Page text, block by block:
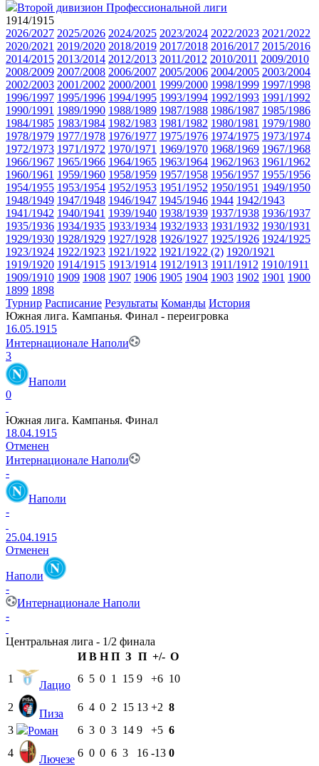
Второй дивизион Профессиональной лиги
1914/1915
2026/2027 2025/2026 2024/2025 2023/2024 2022/2023 2021/2022
2020/2021 2019/2020 2018/2019 2017/2018 2016/2017 2015/2016
2014/2015 2013/2014 2012/2013 2011/2012 2010/2011 2009/2010
2008/2009 2007/2008 2006/2007 2005/2006 2004/2005 2003/2004
2002/2003 2001/2002 2000/2001 1999/2000 1998/1999 1997/1998
1996/1997 1995/1996 1994/1995 1993/1994 1992/1993 1991/1992
1990/1991 1989/1990 1988/1989 1987/1988 1986/1987 1985/1986
1984/1985 1983/1984 1982/1983 1981/1982 1980/1981 1979/1980
1978/1979 1977/1978 1976/1977 1975/1976 1974/1975 1973/1974
1972/1973 1971/1972 1970/1971 1969/1970 1968/1969 1967/1968
1966/1967 1965/1966 1964/1965 1963/1964 1962/1963 1961/1962
1960/1961 1959/1960 1958/1959 1957/1958 1956/1957 1955/1956
1954/1955 1953/1954 1952/1953 1951/1952 1950/1951 1949/1950
1948/1949 1947/1948 1946/1947 1945/1946 1944 1942/1943
1941/1942 1940/1941 1939/1940 1938/1939 1937/1938 1936/1937
1935/1936 1934/1935 1933/1934 1932/1933 1931/1932 1930/1931
1929/1930 1928/1929 1927/1928 1926/1927 1925/1926 1924/1925
1923/1924 1922/1923 1921/1922 1921/1922 (2) 1920/1921
1919/1920 1914/1915 1913/1914 1912/1913 1911/1912 1910/1911
1909/1910 1909 1908 1907 1906 1905 1904 1903 1902 1901 1900
1899 1898
Турнир Расписание Результаты Команды История
Южная лига. Кампанья. Финал - переигровка
16.05.1915
Интернационале Наполи
3
Наполи
0
Южная лига. Кампанья. Финал
18.04.1915
Отменен
Интернационале Наполи
-
Наполи
-
25.04.1915
Отменен
Наполи
-
Интернационале Наполи
-
Центральная лига - 1/2 финала
И В Н П З П +/- О
1
Лацио
6 5 0 1 15 9 +6 10
2
Пиза
6 4 0 2 15 13 +2 8
3
Роман 6 3 0 3 14 9 +5 6
4
Лючезе
6 0 0 6 3 16 -13 0